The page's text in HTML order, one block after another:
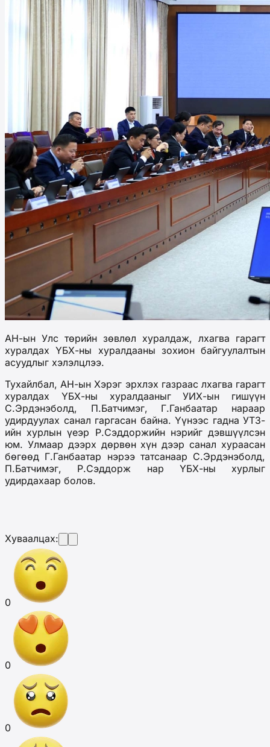
АН-ын Улс төрийн зөвлөл хуралдаж, лхагва гарагт
хуралдах ҮБХ-ны хуралдааны зохион байгуулалтын
асуудлыг хэлэлцлээ.
Тухайлбал, АН-ын Хэрэг эрхлэх газраас лхагва гарагт
хуралдах ҮБХ-ны хуралдааныг УИХ-ын гишүүн
С.Эрдэнэболд, П.Батчимэг, Г.Ганбаатар нараар
удирдуулах санал гаргасан байна. Үүнээс гадна УТЗ-
ийн хурлын үеэр Р.Сэддоржийн нэрийг дэвшүүлсэн
юм. Улмаар дээрх дөрвөн хүн дээр санал хураасан
бөгөөд Г.Ганбаатар нэрээ татсанаар С.Эрдэнэболд,
П.Батчимэг, Р.Сэддорж нар ҮБХ-ны хурлыг
удирдахаар болов.
Хуваалцах:
0
0
0